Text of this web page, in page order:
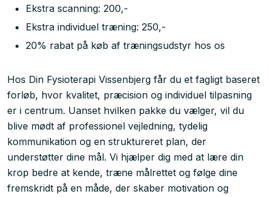
Ekstra scanning: 200,-
Ekstra individuel træning: 250,-
20% rabat på køb af træningsudstyr hos os
Hos Din Fysioterapi Vissenbjerg får du et fagligt baseret
forløb, hvor kvalitet, præcision og individuel tilpasning
er i centrum. Uanset hvilken pakke du vælger, vil du
blive mødt af professionel vejledning, tydelig
kommunikation og en struktureret plan, der
understøtter dine mål. Vi hjælper dig med at lære din
krop bedre at kende, træne målrettet og følge dine
fremskridt på en måde, der skaber motivation og